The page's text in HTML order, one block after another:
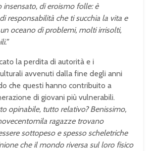
insensato, di eroismo folle: è
responsabilità che ti succhia la vita e
oceano di problemi, molti irrisolti,
la perdita di autorità e i
avvenuti dalla fine degli anni
che questi hanno contribuito a
di giovani più vulnerabili.
opinabile, tutto relativo? Benissimo,
ragazze trovano
sottopeso e spesso scheletriche
che il mondo riversa sul loro fisico